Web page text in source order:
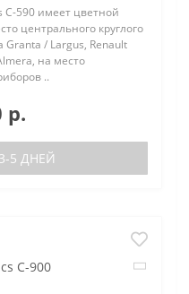
590 имеет цветной
центрального круглого
Granta / Largus, Renault
на место
..
р.
5 ДНЕЙ